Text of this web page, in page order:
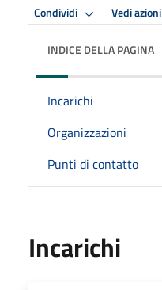
Condividi Vedi azioni
INDICE DELLA PAGINA
Incarichi
Organizzazioni
Punti di contatto
Incarichi